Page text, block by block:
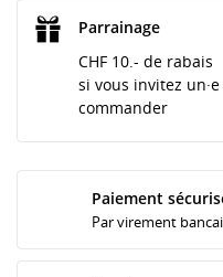
Parrainage
CHF 10.- de rabais
si vous invitez un·e
commander
Paiement
Par virement